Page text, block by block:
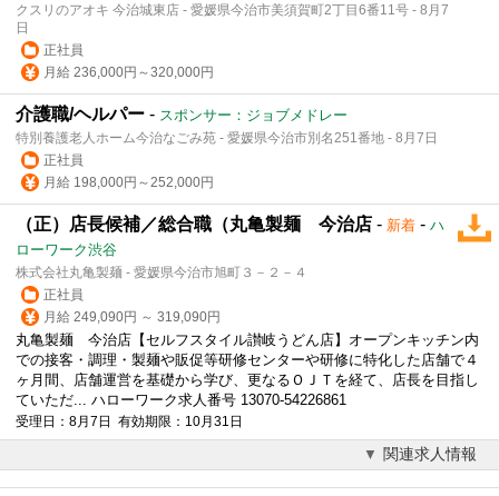
クスリのアオキ 今治城東店 - 愛媛県今治市美須賀町2丁目6番11号 - 8月7
日
正社員
月給 236,000円～320,000円
介護職/ヘルパー - スポンサー：ジョブメドレー
特別養護老人ホーム今治なごみ苑 - 愛媛県今治市別名251番地 - 8月7日
正社員
月給 198,000円～252,000円
（正）店長候補／総合職（丸亀製麺 今治店 - 新着 - ハ
ローワーク渋谷
株式会社丸亀製麺 - 愛媛県今治市旭町３－２－４
正社員
月給 249,090円 ～ 319,090円
丸亀製麺 今治店【セルフスタイル讃岐うどん店】オープンキッチン内
での接客・調理・製麺や販促等研修センターや研修に特化した店舗で４
ヶ月間、店舗運営を基礎から学び、更なるＯＪＴを経て、店長を目指し
ていただ... ハローワーク求人番号 13070-54226861
受理日：8月7日 有効期限：10月31日
関連求人情報